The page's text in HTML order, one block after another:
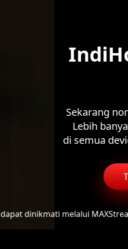
Sekarang
Lebih
di semua
dapat dinikmati melalui